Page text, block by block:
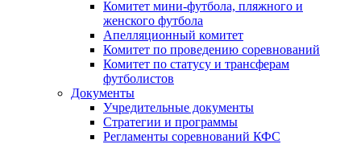
Комитет мини-футбола, пляжного и
женского футбола
Апелляционный комитет
Комитет по проведению соревнований
Комитет по статусу и трансферам
футболистов
Документы
Учредительные документы
Стратегии и программы
Регламенты соревнований КФС